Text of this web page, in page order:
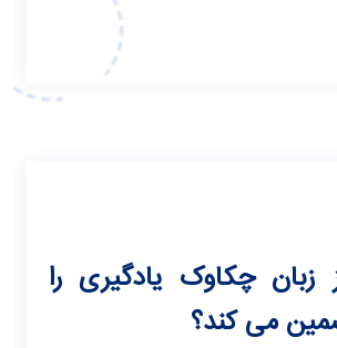
زبان چکاوک یادگیری را